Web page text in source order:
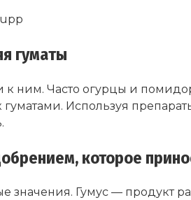
upp
гуматы
ним. Часто огурцы и
Используя
которое
значения. Гумус —